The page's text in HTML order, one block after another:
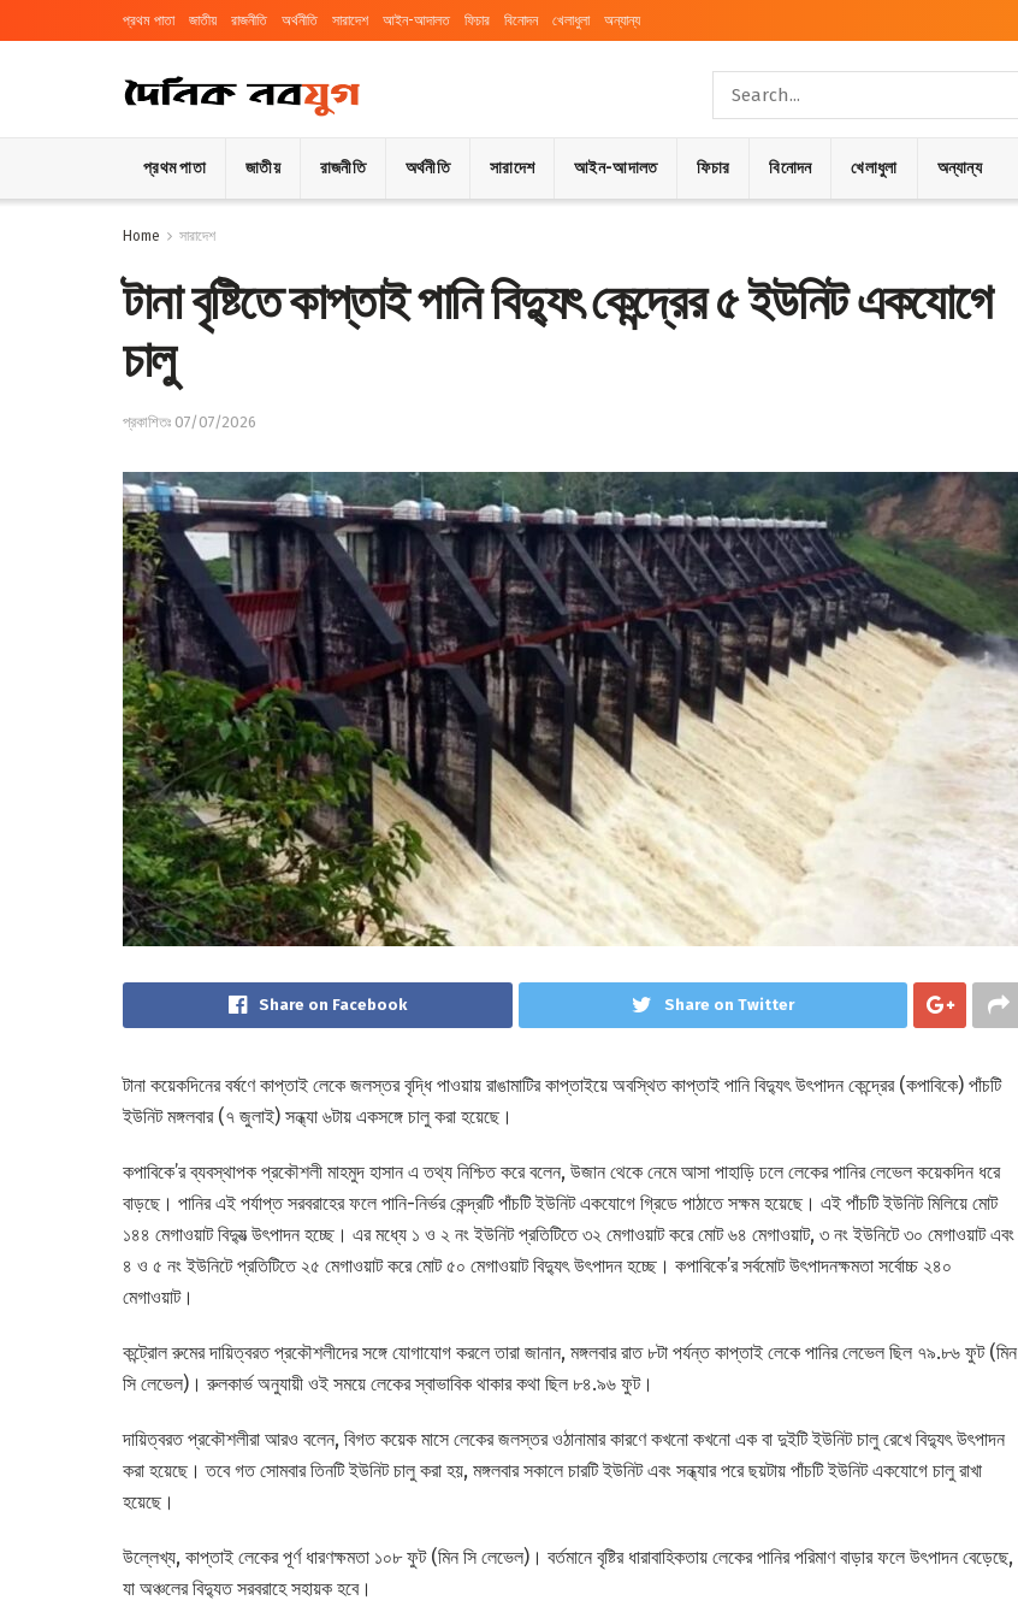
প্রথম পাতা জাতীয় রাজনীতি অর্থনীতি সারাদেশ আইন-আদালত ফিচার বিনোদন খেলাধুলা অন্যান্য
প্রথম পাতা জাতীয় রাজনীতি অর্থনীতি সারাদেশ আইন-আদালত ফিচার বিনোদন খেলাধুলা অন্যান্য
Home সারাদেশ
টানা বৃষ্টিতে কাপ্তাই পানি বিদ্যুৎ কেন্দ্রের ৫ ইউনিট একযোগে
চালু
প্রকাশিতঃ 07/07/2026
Share on Facebook Share on Twitter
টানা কয়েকদিনের বর্ষণে কাপ্তাই লেকে জলস্তর বৃদ্ধি পাওয়ায় রাঙামাটির কাপ্তাইয়ে অবস্থিত কাপ্তাই পানি বিদ্যুৎ উৎপাদন কেন্দ্রের (কপাবিকে) পাঁচটি
ইউনিট মঙ্গলবার (৭ জুলাই) সন্ধ্যা ৬টায় একসঙ্গে চালু করা হয়েছে।
কপাবিকে’র ব্যবস্থাপক প্রকৌশলী মাহমুদ হাসান এ তথ্য নিশ্চিত করে বলেন, উজান থেকে নেমে আসা পাহাড়ি ঢলে লেকের পানির লেভেল কয়েকদিন ধরে
বাড়ছে। পানির এই পর্যাপ্ত সরবরাহের ফলে পানি-নির্ভর কেন্দ্রটি পাঁচটি ইউনিট একযোগে গ্রিডে পাঠাতে সক্ষম হয়েছে। এই পাঁচটি ইউনিট মিলিয়ে মোট
১৪৪ মেগাওয়াট বিদ্যুত্‍ উৎপাদন হচ্ছে। এর মধ্যে ১ ও ২ নং ইউনিট প্রতিটিতে ৩২ মেগাওয়াট করে মোট ৬৪ মেগাওয়াট, ৩ নং ইউনিটে ৩০ মেগাওয়াট এবং
৪ ও ৫ নং ইউনিটে প্রতিটিতে ২৫ মেগাওয়াট করে মোট ৫০ মেগাওয়াট বিদ্যুৎ উৎপাদন হচ্ছে। কপাবিকে’র সর্বমোট উৎপাদনক্ষমতা সর্বোচ্চ ২৪০
মেগাওয়াট।
কন্ট্রোল রুমের দায়িত্বরত প্রকৌশলীদের সঙ্গে যোগাযোগ করলে তারা জানান, মঙ্গলবার রাত ৮টা পর্যন্ত কাপ্তাই লেকে পানির লেভেল ছিল ৭৯.৮৬ ফুট (মিন
সি লেভেল)। রুলকার্ভ অনুযায়ী ওই সময়ে লেকের স্বাভাবিক থাকার কথা ছিল ৮৪.৯৬ ফুট।
দায়িত্বরত প্রকৌশলীরা আরও বলেন, বিগত কয়েক মাসে লেকের জলস্তর ওঠানামার কারণে কখনো কখনো এক বা দুইটি ইউনিট চালু রেখে বিদ্যুৎ উৎপাদন
করা হয়েছে। তবে গত সোমবার তিনটি ইউনিট চালু করা হয়, মঙ্গলবার সকালে চারটি ইউনিট এবং সন্ধ্যার পরে ছয়টায় পাঁচটি ইউনিট একযোগে চালু রাখা
হয়েছে।
উল্লেখ্য, কাপ্তাই লেকের পূর্ণ ধারণক্ষমতা ১০৮ ফুট (মিন সি লেভেল)। বর্তমানে বৃষ্টির ধারাবাহিকতায় লেকের পানির পরিমাণ বাড়ার ফলে উৎপাদন বেড়েছে,
যা অঞ্চলের বিদ্যুত সরবরাহে সহায়ক হবে।